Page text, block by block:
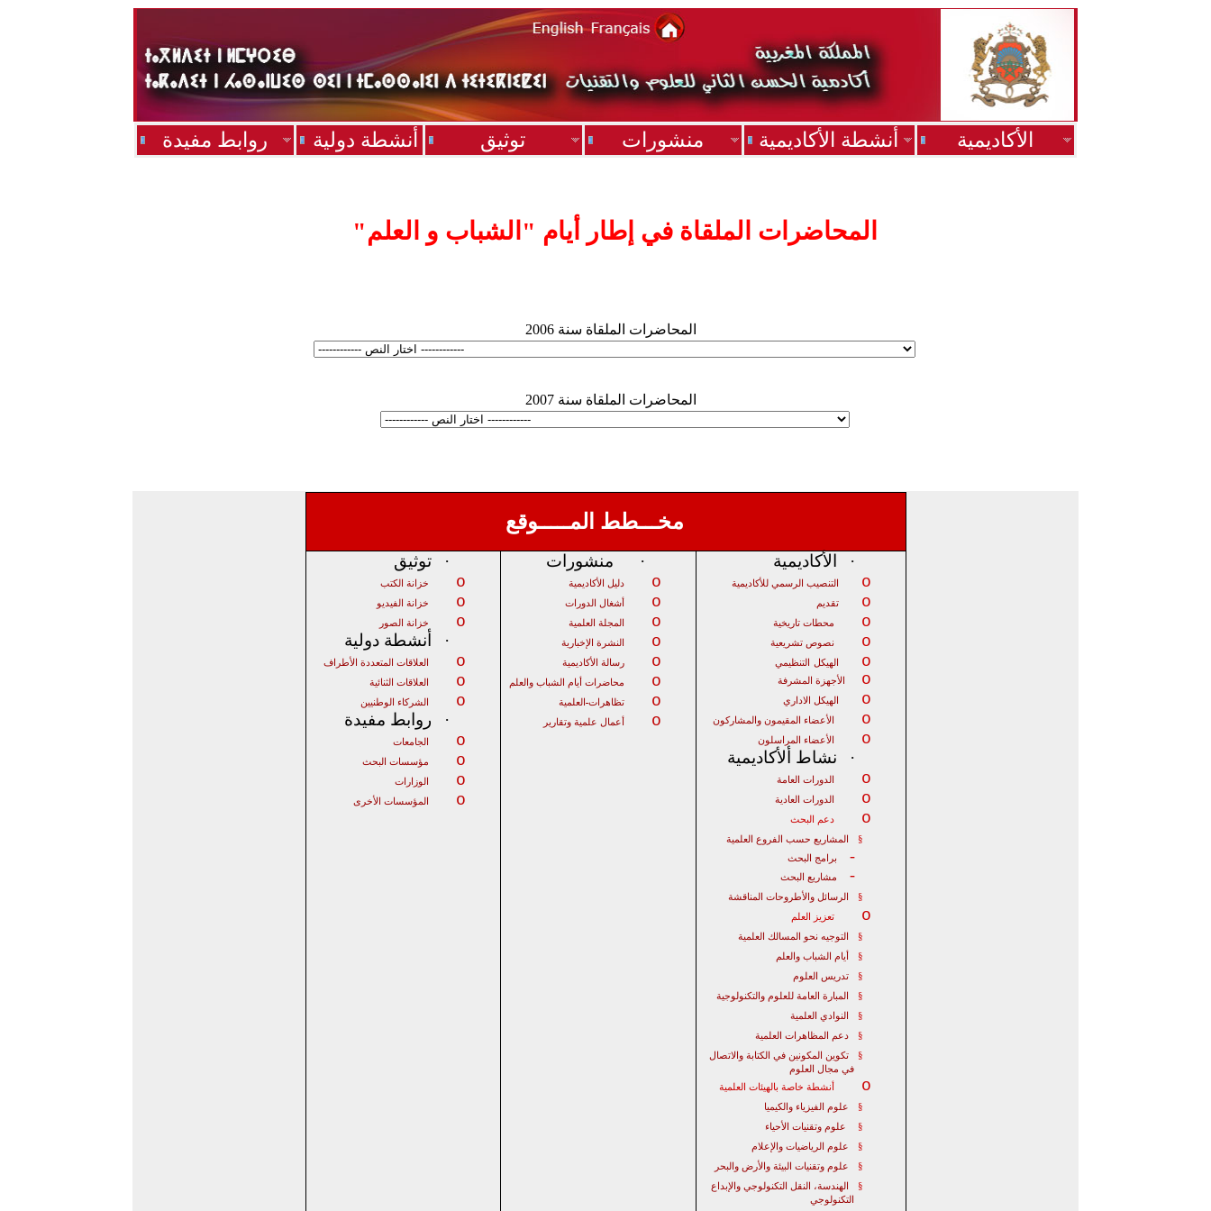
روابط مفيدة أنشطة دولية توثيق منشورات أنشطة الأكاديمية الأكاديمية
"المحاضرات الملقاة في إطار أيام "الشباب و العلم
المحاضرات الملقاة سنة 2006
المحاضرات الملقاة سنة 2007
مخـــطط المـــــوقع
· توثيق
o خزانة الكتب
o خزانة الفيديو
o خزانة الصور
· أنشطة دولية
o العلاقات المتعددة الأطراف
o العلاقات الثنائية
o الشركاء الوطنيين
· روابط مفيدة
o الجامعات
o مؤسسات البحث
o الوزارات
o المؤسسات الأخرى
· منشورات
o دليل الأكاديمية
o أشغال الدورات
o المجلة العلمية
o النشرة الإخبارية
o رسالة الأكاديمية
o محاضرات أيام الشباب والعلم
o تظاهرات العلمية
o أعمال علمية وتقارير
· الأكاديمية
o التنصيب الرسمي للأكاديمية
o تقديم
o محطات تاريخية
o نصوص تشريعية
o الهيكل التنظيمي
o الأجهزة المشرفة
o الهيكل الاداري
o الأعضاء المقيمون والمشاركون
o الأعضاء المراسلون
· نشاط ألأكاديمية
o الدورات العامة
o الدورات العادية
o
دعم البحث
§
المشاريع حسب الفروع العلمية
- برامج البحث
- مشاريع
البحث
§
الرسائل والأطروحات المناقشة
o
تعزيز العلم
§
التوجيه نحو المسالك العلمية
§
أيام الشباب والعلم
§
تدريس العلوم
§
المبارة العامة للعلوم والتكنولوجية
§
النوادي العلمية
§
دعم المظاهرات العلمية
§
تكوين المكونين في الكتابة والاتصال
في مجال العلوم
o
أنشطة خاصة بالهيئات العلمية
§
علوم الفيزياء والكيميا
§
علوم وتقنيات الأحياء
§
علوم الرياضيات والإعلام
§
علوم وتقنيات البيئة والأرض والبحر
§
الهندسة، النقل التكنولوجي والإبداع
التكنولوجي